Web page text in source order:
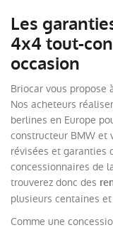
Les
4x4 tout-
occasion
Briocar vous propose
Nos acheteurs
berlines en Europe
constructeur BMW et
révisées et garanties
concessionnaires de
trouverez donc des
plusieurs centaines
Comme une